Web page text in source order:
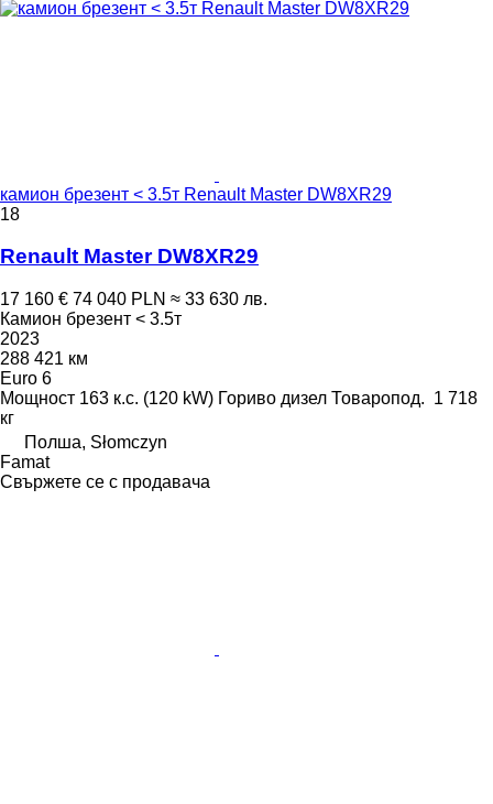
камион брезент < 3.5т Renault Master DW8XR29
18
Renault Master DW8XR29
17 160 € 74 040 PLN ≈ 33 630 лв.
Камион брезент < 3.5т
2023
288 421 км
Euro 6
Мощност 163 к.с. (120 kW) Гориво дизел Товаропод. 1 718
кг
Полша, Słomczyn
Famat
Свържете се с продавача